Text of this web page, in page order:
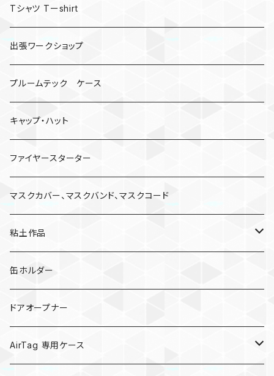
Tシャツ Tーshirt
出張ワークショップ
プルームテック ケース
キャップ・ハット
ファイヤースターター
マスクカバー、マスクバンド、マスクコード
粘土作品
亀
キノコ
缶ホルダー
ドアオープナー
AirTag 専用ケース